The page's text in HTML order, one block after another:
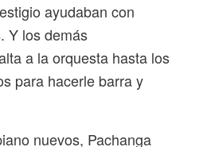
ayudaban con
Y los demás
a la orquesta hasta los
para hacerle barra y
nuevos, Pachanga